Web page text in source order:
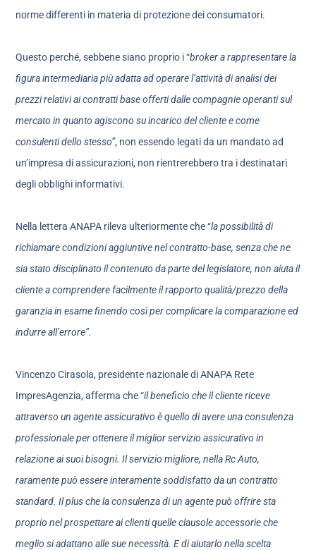
norme differenti in materia di protezione dei consumatori.
Questo perché, sebbene siano proprio i “broker a rappresentare la
figura intermediaria più adatta ad operare l’attività di analisi dei
prezzi relativi ai contratti base offerti dalle compagnie operanti sul
mercato in quanto agiscono su incarico del cliente e come
consulenti dello stesso”, non essendo legati da un mandato ad
un’impresa di assicurazioni, non rientrerebbero tra i destinatari
degli obblighi informativi.
Nella lettera ANAPA rileva ulteriormente che “la possibilità di
richiamare condizioni aggiuntive nel contratto-base, senza che ne
sia stato disciplinato il contenuto da parte del legislatore, non aiuta il
cliente a comprendere facilmente il rapporto qualità/prezzo della
garanzia in esame finendo così per complicare la comparazione ed
indurre all’errore”.
Vincenzo Cirasola, presidente nazionale di ANAPA Rete
ImpresAgenzia, afferma che “il beneficio che il cliente riceve
attraverso un agente assicurativo è quello di avere una consulenza
professionale per ottenere il miglior servizio assicurativo in
relazione ai suoi bisogni. Il servizio migliore, nella Rc Auto,
raramente può essere interamente soddisfatto da un contratto
standard. Il plus che la consulenza di un agente può offrire sta
proprio nel prospettare ai clienti quelle clausole accessorie che
meglio si adattano alle sue necessità. E di aiutarlo nella scelta